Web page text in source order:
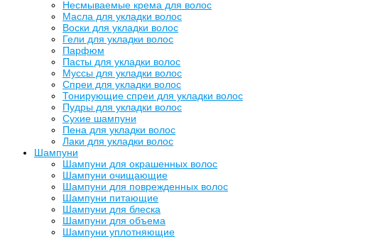
Несмываемые крема для волос
Масла для укладки волос
Воски для укладки волос
Гели для укладки волос
Парфюм
Пасты для укладки волос
Муссы для укладки волос
Спреи для укладки волос
Тонирующие спреи для укладки волос
Пудры для укладки волос
Сухие шампуни
Пена для укладки волос
Лаки для укладки волос
Шампуни
Шампуни для окрашенных волос
Шампуни очищающие
Шампуни для поврежденных волос
Шампуни питающие
Шампуни для блеска
Шампуни для объема
Шампуни уплотняющие